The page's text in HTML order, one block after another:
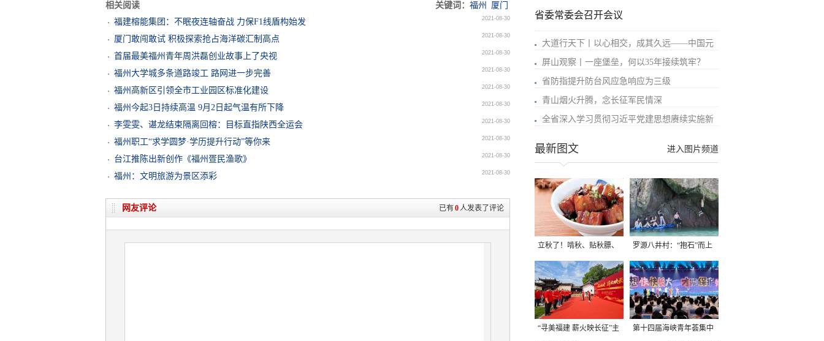
相关阅读 关键词： 福州
厦门
福建榕能集团：不眠夜连轴奋战 力保F1线盾构始发
2021-08-30
厦门敢闯敢试 积极探索抢占海洋碳汇制高点 2021-08-30
首届最美福州青年周洪磊创业故事上了央视 2021-08-30
福州大学城多条道路竣工 路网进一步完善 2021-08-30
福州高新区引领全市工业园区标准化建设 2021-08-30
福州今起3日持续高温 9月2日起气温有所下降 2021-08-30
李雯雯、谌龙结束隔离回榕：目标直指陕西全运会 2021-08-30
福州职工“求学圆梦·学历提升行动”等你来 2021-08-30
台江推陈出新创作《福州疍民渔歌》 2021-08-30
福州：文明旅游为景区添彩 2021-08-30
已有0人发表了评论
网友评论
省委常委会召开会议
大道行天下丨以心相交，成其久远——中国元
屏山观察丨一座堡垒，何以35年接续筑牢？
省防指提升防台风应急响应为三级
青山烟火升腾，念长征军民情深
全省深入学习贯彻习近平党建思想赓续实施新
进入图片频道
最新图文
立秋了！啃秋、贴秋膘、
晒秋，福建人这样过才够
味→
罗源八井村：“抱石”而上
“寻美福建 薪火映长征”主 第十四届海峡青年荟集中